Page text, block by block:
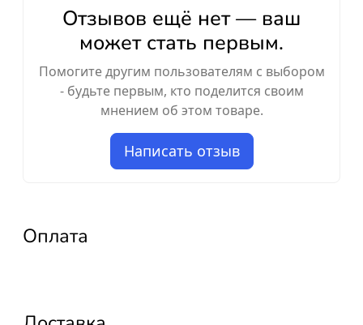
Отзывов ещё нет — ваш
может стать первым.
Помогите другим пользователям с выбором
- будьте первым, кто поделится своим
мнением об этом товаре.
Написать отзыв
Оплата